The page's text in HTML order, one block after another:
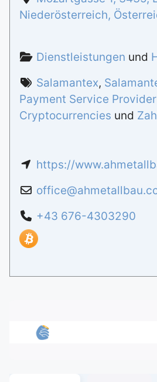
Niederösterreich,
Dienstleistungen und
Salamantex,
Payment Service Provider
Cryptocurrencies und
https://
office@
+43 676-4303290